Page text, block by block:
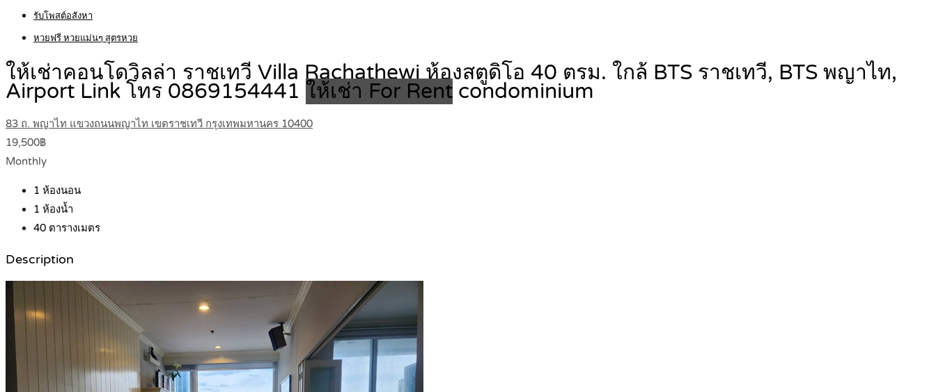
รับโพสต์อสังหา
หวยฟรี หวยแม่นๆ สูตรหวย
ให้เช่าคอนโดวิลล่า ราชเทวี Villa Rachathewi ห้องสตูดิโอ 40 ตรม. ใกล้ BTS ราชเทวี, BTS พญาไท,
Airport Link โทร 0869154441 ให้เช่า For Rent condominium
83 ถ. พญาไท แขวงถนนพญาไท เขตราชเทวี กรุงเทพมหานคร 10400
19,500฿
Monthly
1 ห้องนอน
1 ห้องน้ำ
40 ตารางเมตร
Description